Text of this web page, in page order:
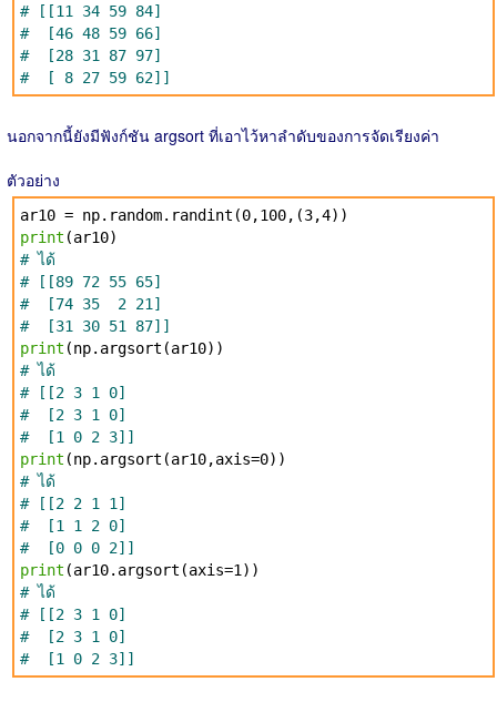
# [[11 34 59 84]
# [46 48 59 66]
# [28 31 87 97]
# [ 8 27 59 62]]
นอกจากนี้ยังมีฟังก์ชัน argsort ที่เอาไว้หาลำดับของการจัดเรียงค่า
ตัวอย่าง
ar10 = np.random.randint(0,100,(3,4))
print (ar10)
# ได้
# [[89 72 55 65]
# [74 35 2 21]
# [31 30 51 87]]
print (np.argsort(ar10))
# ได้
# [[2 3 1 0]
# [2 3 1 0]
# [1 0 2 3]]
print (np.argsort(ar10,axis=0))
# ได้
# [[2 2 1 1]
# [1 1 2 0]
# [0 0 0 2]]
print (ar10.argsort(axis=1))
# ได้
# [[2 3 1 0]
# [2 3 1 0]
# [1 0 2 3]]